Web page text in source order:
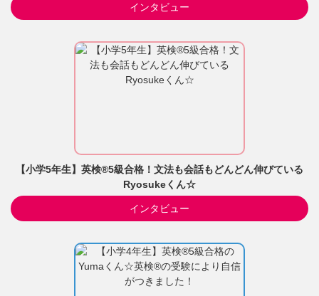
インタビュー
【小学5年生】英検®5級合格！文法も会話もどんどん伸びている
Ryosukeくん☆
インタビュー